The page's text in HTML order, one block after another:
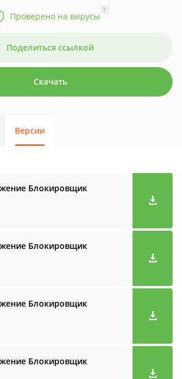
Проверено на вирусы
?
Поделиться ссылкой
Скачать
Версии
Блокировщик
Блокировщик
Блокировщик
Блокировщик